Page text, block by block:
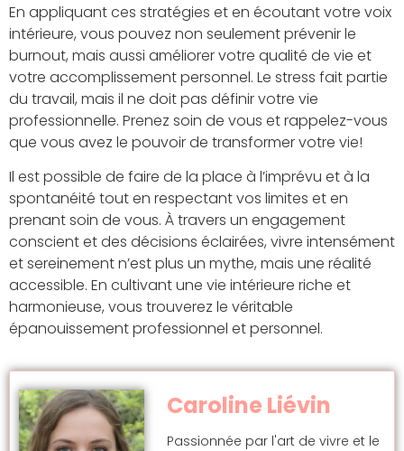
En appliquant ces stratégies et en écoutant votre voix
intérieure, vous pouvez non seulement prévenir le
burnout, mais aussi améliorer votre qualité de vie et
votre accomplissement personnel. Le stress fait partie
du travail, mais il ne doit pas définir votre vie
professionnelle. Prenez soin de vous et rappelez-vous
que vous avez le pouvoir de transformer votre vie!
Il est possible de faire de la place à l’imprévu et à la
spontanéité tout en respectant vos limites et en
prenant soin de vous. À travers un engagement
conscient et des décisions éclairées, vivre intensément
et sereinement n’est plus un mythe, mais une réalité
accessible. En cultivant une vie intérieure riche et
harmonieuse, vous trouverez le véritable
épanouissement professionnel et personnel.
Caroline Liévin
Passionnée par l'art de vivre et le